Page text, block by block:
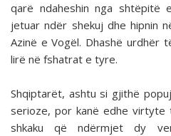
qarë ndaheshin nga shtëpitë
jetuar ndër shekuj dhe hipnin
Azinë e Vogël. Dhashë urdhër
lirë në fshatrat e tyre.
Shqiptarët, ashtu si gjithë
serioze, por kanë edhe virtyte
shkaku që ndërmjet dy